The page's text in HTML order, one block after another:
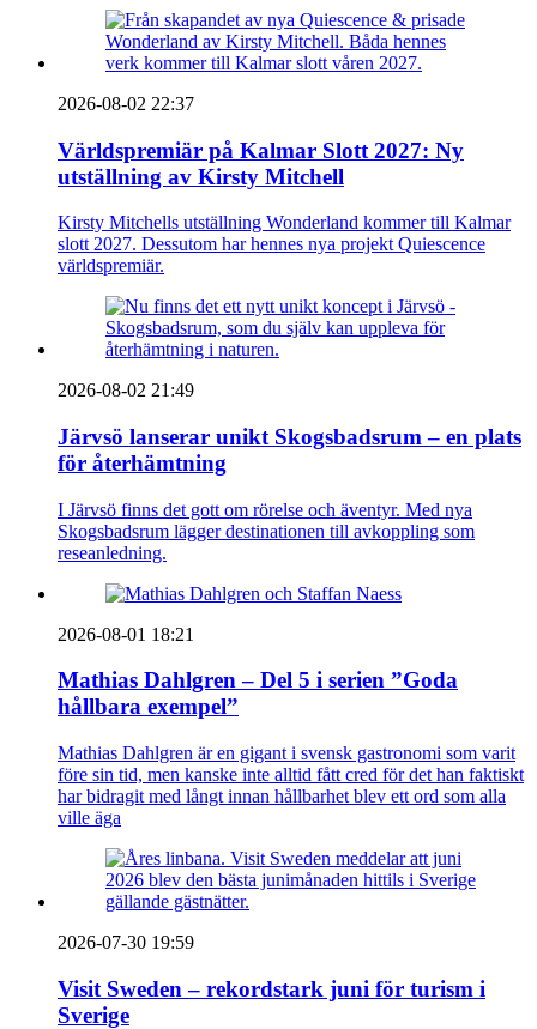
2026-08-02 22:37
Världspremiär på Kalmar Slott 2027: Ny
utställning av Kirsty Mitchell
Kirsty Mitchells utställning Wonderland kommer till Kalmar
slott 2027. Dessutom har hennes nya projekt Quiescence
världspremiär.
2026-08-02 21:49
Järvsö lanserar unikt Skogsbadsrum – en plats
för återhämtning
I Järvsö finns det gott om rörelse och äventyr. Med nya
Skogsbadsrum lägger destinationen till avkoppling som
reseanledning.
2026-08-01 18:21
Mathias Dahlgren – Del 5 i serien ”Goda
hållbara exempel”
Mathias Dahlgren är en gigant i svensk gastronomi som varit
före sin tid, men kanske inte alltid fått cred för det han faktiskt
har bidragit med långt innan hållbarhet blev ett ord som alla
ville äga
2026-07-30 19:59
Visit Sweden – rekordstark juni för turism i
Sverige